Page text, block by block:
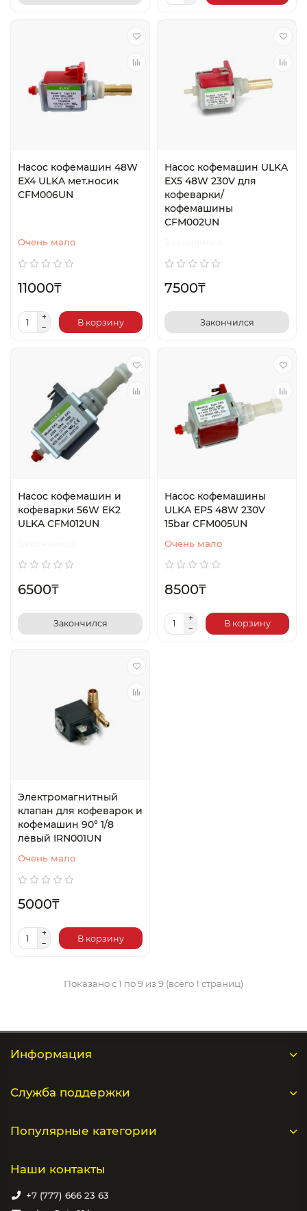
Насос кофемашин 48W
EX4 ULKA мет.носик
CFM006UN
Очень мало
11000₸
В корзину
Насос кофемашин ULKA
EX5 48W 230V для
кофеварки/
кофемашины
CFM002UN
7500₸
Закончился
Насос кофемашин и
кофеварки 56W EK2
ULKA CFM012UN
6500₸
Закончился
Насос кофемашины
ULKA EP5 48W 230V
15bar CFM005UN
Очень мало
8500₸
В корзину
Электромагнитный
клапан для кофеварок и
кофемашин 90° 1/8
левый IRN001UN
Очень мало
5000₸
В корзину
Показано с 1 по 9 из 9 (всего 1 страниц)
Информация
Служба поддержки
Популярные категории
Наши контакты
+7 (777) 666 23 63